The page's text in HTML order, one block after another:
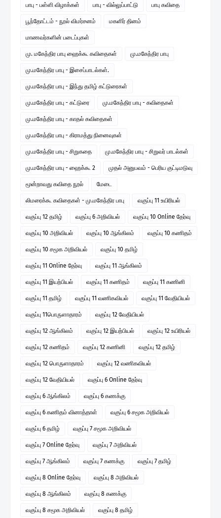
பாபு - பள்ளி விழாக்கள் பாபு - வில்லுப்பாட்டு பாபு கவிதை
பூந்தோட்டம் - நூல் விமர்சனம் மகளிர் தினம்
மாணவர்களின் படைப்புகள்
மு. மகேந்திர பாபு ஹைக்கூ கவிதைகள் மு.மகேந்திர பாபு
மு.மகேந்திர பாபு - இசைப்பாடல்கள்.
மு.மகேந்திர பாபு - இந்து தமிழ் கட்டுரைகள்
மு.மகேந்திர பாபு - கட்டுரை மு.மகேந்திர பாபு - கவிதைகள்
மு.மகேந்திர பாபு - காதல் கவிதைகள்
மு.மகேந்திர பாபு - கிராமத்து நினைவுகள்
மு.மகேந்திர பாபு - சிறுகதை மு.மகேந்திர பாபு - சிறுவர் பாடல்கள்
மு.மகேந்திர பாபு - ஹைக்கூ 2 முதல் அனுபவம் - பெரிய குட்டிமடுவு
மூன்றாவது கவிதை நூல் மேடை
லிமரைக்கூ கவிதைகள் - மு.மகேந்திர பாபு வகுப்பு 11 உயிரியல்
வகுப்பு 12 தமிழ் வகுப்பு 6 அறிவியல் வகுப்பு 10 Online தேர்வு
வகுப்பு 10 அறிவியல் வகுப்பு 10 ஆங்கிலம் வகுப்பு 10 கணிதம்
வகுப்பு 10 சமூக அறிவியல் வகுப்பு 10 தமிழ்
வகுப்பு 11 Online தேர்வு வகுப்பு 11 ஆங்கிலம்
வகுப்பு 11 இயற்பியல் வகுப்பு 11 கணிதம் வகுப்பு 11 கணினி
வகுப்பு 11 தமிழ் வகுப்பு 11 வணிகவியல் வகுப்பு 11 வேதியியல்
வகுப்பு 11பொருளாதாரம் வகுப்பு 12 வேதியியல்
வகுப்பு 12 ஆங்கிலம் வகுப்பு 12 இயற்பியல் வகுப்பு 12 உயிரியல்
வகுப்பு 12 கணிதம் வகுப்பு 12 கணினி வகுப்பு 12 தமிழ்
வகுப்பு 12 பொருளாதாரம் வகுப்பு 12 வணிகவியல்
வகுப்பு 12 வேதியியல் வகுப்பு 6 Online தேர்வு
வகுப்பு 6 ஆங்கிலம் வகுப்பு 6 கணக்கு
வகுப்பு 6 கணிதம் வினாத்தாள் வகுப்பு 6 சமூக அறிவியல்
வகுப்பு 6 தமிழ் வகுப்பு 7 சமூக அறிவியல்
வகுப்பு 7 Online தேர்வு வகுப்பு 7 அறிவியல்
வகுப்பு 7 ஆங்கிலம் வகுப்பு 7 கணக்கு வகுப்பு 7 தமிழ்
வகுப்பு 8 Online தேர்வு வகுப்பு 8 அறிவியல்
வகுப்பு 8 ஆங்கிலம் வகுப்பு 8 கணக்கு
வகுப்பு 8 சமூக அறிவியல் வகுப்பு 8 தமிழ்